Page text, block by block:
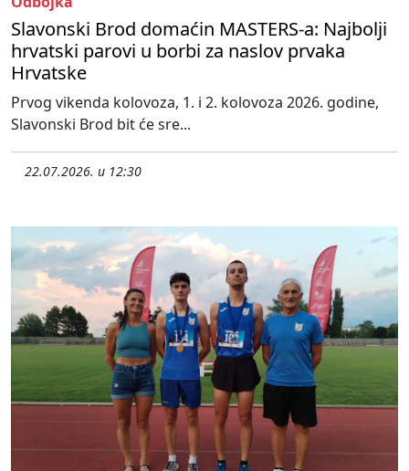
Slavonski Brod domaćin MASTERS-a: Najbolji
hrvatski parovi u borbi za naslov prvaka
Hrvatske
Prvog vikenda kolovoza, 1. i 2. kolovoza 2026. godine,
Slavonski Brod bit će sre...
22.07.2026. u 12:30